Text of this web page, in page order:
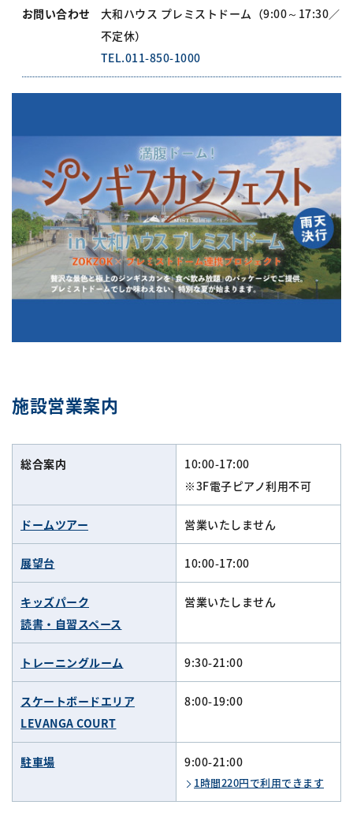
お問い合わせ
大和ハウス プレミストドーム（9:00～17:30／
不定休）
TEL.011-850-1000
施設営業案内
総合案内
10:00-17:00
※3F電子ピアノ利用不可
ドームツアー 営業いたしません
展望台 10:00-17:00
キッズパーク
読書・自習スペース
営業いたしません
トレーニングルーム 9:30-21:00
スケートボードエリア
LEVANGA COURT
8:00-19:00
駐車場 9:00-21:00
1時間220円で利用できます